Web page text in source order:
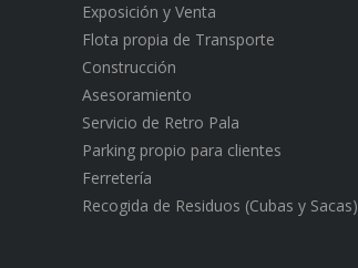
Exposición y Venta
Flota propia de Transporte
Construcción
Asesoramiento
Servicio de Retro Pala
Parking propio para clientes
Ferretería
Recogida de Residuos (Cubas y Sacas)